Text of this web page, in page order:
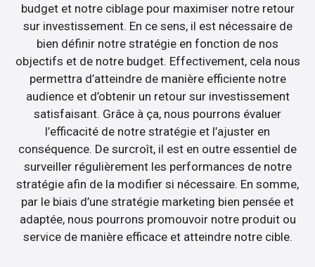
budget et notre ciblage pour maximiser notre retour
sur investissement. En ce sens, il est nécessaire de
bien définir notre stratégie en fonction de nos
objectifs et de notre budget. Effectivement, cela nous
permettra d’atteindre de manière efficiente notre
audience et d’obtenir un retour sur investissement
satisfaisant. Grâce à ça, nous pourrons évaluer
l’efficacité de notre stratégie et l’ajuster en
conséquence. De surcroît, il est en outre essentiel de
surveiller régulièrement les performances de notre
stratégie afin de la modifier si nécessaire. En somme,
par le biais d’une stratégie marketing bien pensée et
adaptée, nous pourrons promouvoir notre produit ou
service de manière efficace et atteindre notre cible.